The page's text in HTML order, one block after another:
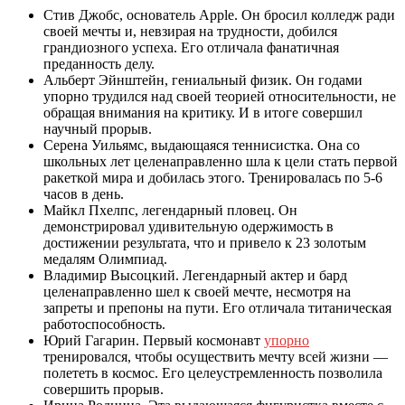
Стив Джобс, основатель Apple. Он бросил колледж ради
своей мечты и, невзирая на трудности, добился
грандиозного успеха. Его отличала фанатичная
преданность делу.
Альберт Эйнштейн, гениальный физик. Он годами
упорно трудился над своей теорией относительности, не
обращая внимания на критику. И в итоге совершил
научный прорыв.
Серена Уильямс, выдающаяся теннисистка. Она со
школьных лет целенаправленно шла к цели стать первой
ракеткой мира и добилась этого. Тренировалась по 5-6
часов в день.
Майкл Пхелпс, легендарный пловец. Он
демонстрировал удивительную одержимость в
достижении результата, что и привело к 23 золотым
медалям Олимпиад.
Владимир Высоцкий. Легендарный актер и бард
целенаправленно шел к своей мечте, несмотря на
запреты и препоны на пути. Его отличала титаническая
работоспособность.
Юрий Гагарин. Первый космонавт упорно
тренировался, чтобы осуществить мечту всей жизни —
полететь в космос. Его целеустремленность позволила
совершить прорыв.